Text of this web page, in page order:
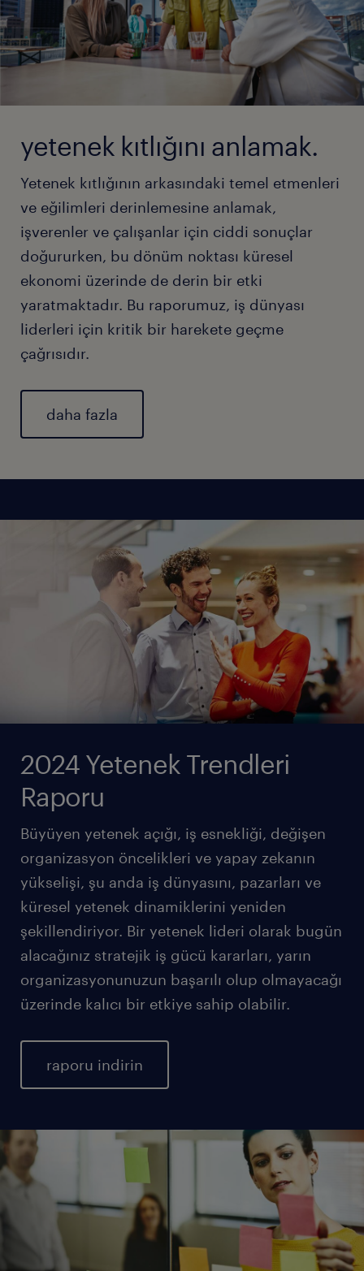
yetenek kıtlığını anlamak.
Yetenek kıtlığının arkasındaki temel etmenleri
ve eğilimleri derinlemesine anlamak,
işverenler ve çalışanlar için ciddi sonuçlar
doğururken, bu dönüm noktası küresel
ekonomi üzerinde de derin bir etki
yaratmaktadır. Bu raporumuz, iş dünyası
liderleri için kritik bir harekete geçme
çağrısıdır.
daha fazla
2024 Yetenek Trendleri
Raporu
Büyüyen yetenek açığı, iş esnekliği, değişen
organizasyon öncelikleri ve yapay zekanın
yükselişi, şu anda iş dünyasını, pazarları ve
küresel yetenek dinamiklerini yeniden
şekillendiriyor. Bir yetenek lideri olarak bugün
alacağınız stratejik iş gücü kararları, yarın
organizasyonunuzun başarılı olup olmayacağı
üzerinde kalıcı bir etkiye sahip olabilir.
raporu indirin